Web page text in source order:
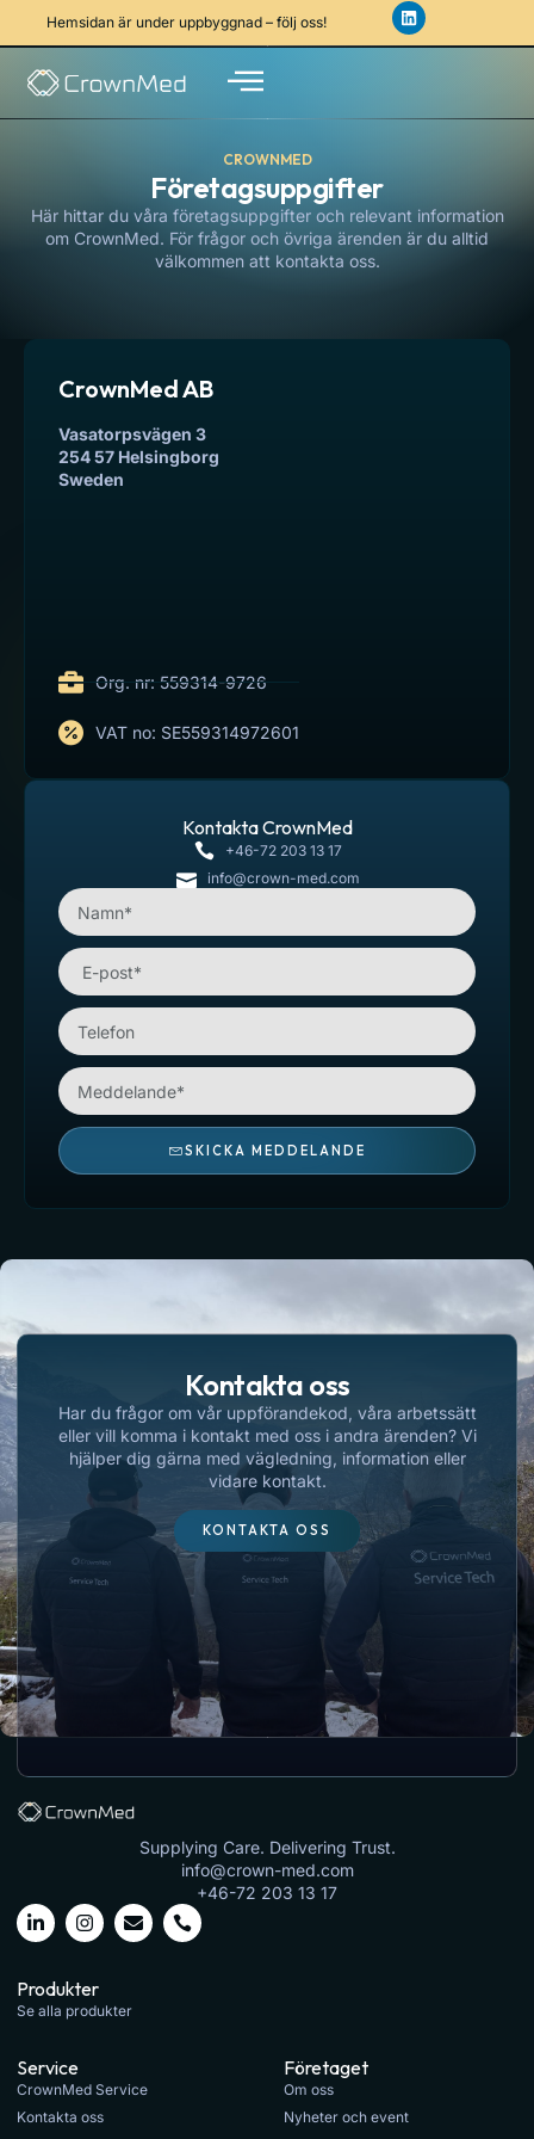
Hemsidan är under uppbyggnad – följ oss!
CROWNMED
Företagsuppgifter
Här hittar du våra företagsuppgifter och relevant information
om CrownMed. För frågor och övriga ärenden är du alltid
välkommen att kontakta oss.
CrownMed AB
Vasatorpsvägen 3
254 57 Helsingborg
Sweden
Org. nr: 559314-9726
VAT no: SE559314972601
Kontakta CrownMed
+46-72 203 13 17
info@crown-med.com
SKICKA MEDDELANDE
Kontakta oss
Har du frågor om vår uppförandekod, våra arbetssätt
eller vill komma i kontakt med oss i andra ärenden? Vi
hjälper dig gärna med vägledning, information eller
vidare kontakt.
KONTAKTA OSS
Supplying Care. Delivering Trust.
info@crown-med.com
+46-72 203 13 17
Produkter
Se alla produkter
Service
CrownMed Service
Kontakta oss
Företaget
Om oss
Nyheter och event